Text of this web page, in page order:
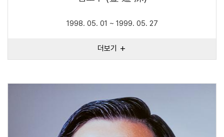
1998. 05. 01 ~ 1999. 05. 27
더보기 add